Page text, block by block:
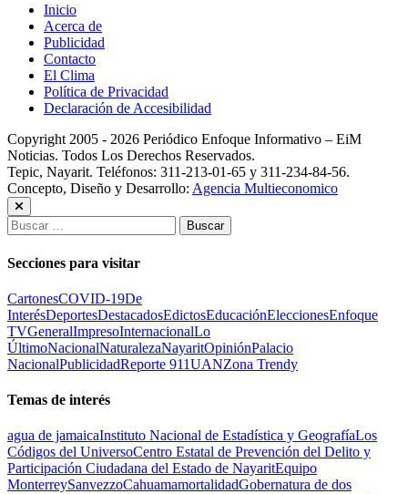
Inicio
Acerca de
Publicidad
Contacto
El Clima
Política de Privacidad
Declaración de Accesibilidad
Copyright 2005 - 2026 Periódico Enfoque Informativo – EiM
Noticias. Todos Los Derechos Reservados.
Tepic, Nayarit. Teléfonos: 311-213-01-65 y 311-234-84-56.
Concepto, Diseño y Desarrollo: Agencia Multieconomico
Buscar:
Secciones para visitar
CartonesCOVID-19De
InterésDeportesDestacadosEdictosEducaciónEleccionesEnfoque
TVGeneralImpresoInternacionalLo
ÚltimoNacionalNaturalezaNayaritOpiniónPalacio
NacionalPublicidadReporte 911UANZona Trendy
Temas de interés
agua de jamaicaInstituto Nacional de Estadística y GeografíaLos
Códigos del UniversoCentro Estatal de Prevención del Delito y
Participación Ciudadana del Estado de NayaritEquipo
MonterreySanvezzoCahuamamortalidadGobernatura de dos